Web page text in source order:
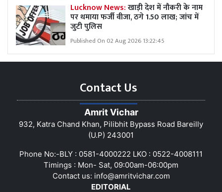
Lucknow News:खाड़ी देश में नौकरी के नाम
पर थमाया फर्जी वीजा, ठगे 1.50 लाख; जांच में
जुटी पुलिस
Published On 02 Aug 2026 13:22:45
Contact Us
Amrit Vichar
932, Katra Chand Khan, Pilibhit Bypass Road Bareilly
(U.P) 243001
Phone No:-BLY : 0581-4000222 LKO : 0522-4008111
Timings : Mon- Sat, 09:00am-06:00pm
Contact us: info@amritvichar.com
EDITORIAL